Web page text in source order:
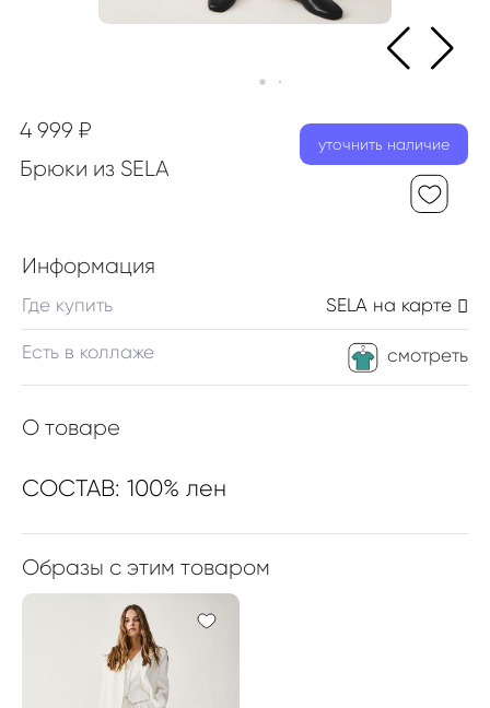
4 999 ₽
Брюки из SELA
уточнить наличие
Информация
SELA на карте
Где купить
смотреть
Есть в коллаже
О товаре
СОСТАВ: 100% лен
Образы с этим товаром